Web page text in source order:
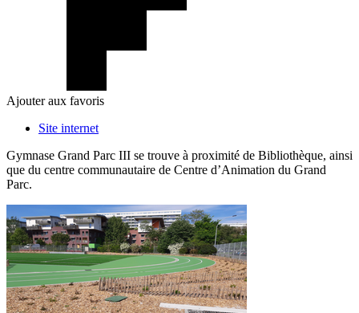
Ajouter aux favoris
Site internet
Gymnase Grand Parc III se trouve à proximité de Bibliothèque, ainsi
que du centre communautaire de Centre d’Animation du Grand
Parc.